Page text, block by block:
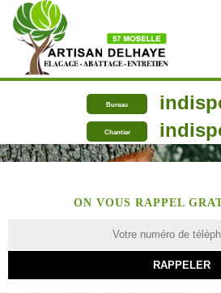
Bureau
Chantier
ON VOUS RAPPEL